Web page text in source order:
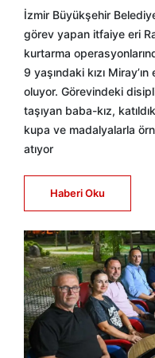
İzmir Büyükşehir
görev yapan itfaiye eri
kurtarma
9 yaşındaki kızı
oluyor. Görevindeki
taşıyan baba-kız,
kupa ve madalyalarla
atıyor
Haberi Oku